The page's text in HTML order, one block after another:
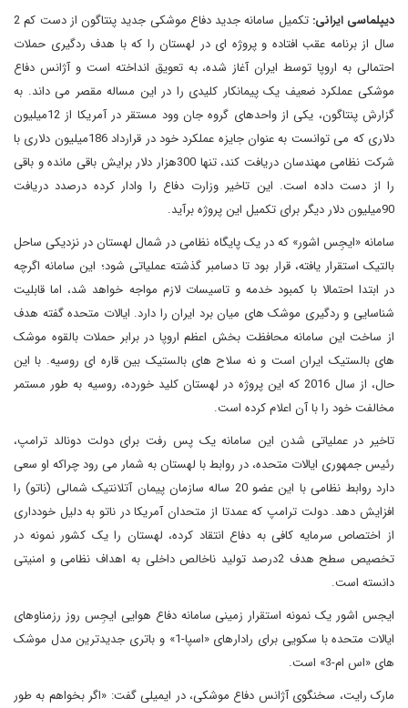
دیپلماسی ایرانی:
تکمیل سامانه جدید دفاع موشکی جدید پنتاگون از دست کم 2
سال از برنامه عقب افتاده و پروژه ای در لهستان را که با هدف ردگیری حملات
احتمالی به اروپا توسط ایران آغاز شده، به تعویق انداخته است و آژانس دفاع
موشکی عملکرد ضعیف یک پیمانکار کلیدی را در این مساله مقصر می داند. به
گزارش پنتاگون، یکی از واحدهای گروه جان وود مستقر در آمریکا از 12میلیون
دلاری که می توانست به عنوان جایزه عملکرد خود در قرارداد 186میلیون دلاری با
شرکت نظامی مهندسان دریافت کند، تنها 300هزار دلار برایش باقی مانده و باقی
را از دست داده است. این تاخیر وزارت دفاع را وادار کرده درصدد دریافت
90میلیون دلار دیگر برای تکمیل این پروژه برآید.
سامانه «ایجِس اشور» که در یک پایگاه نظامی در شمال لهستان در نزدیکی ساحل
بالتیک استقرار یافته، قرار بود تا دسامبر گذشته عملیاتی شود؛ این سامانه اگرچه
در ابتدا احتمالا با کمبود خدمه و تاسیسات لازم مواجه خواهد شد، اما قابلیت
شناسایی و ردگیری موشک های میان برد ایران را دارد. ایالات متحده گفته هدف
از ساخت این سامانه محافظت بخش اعظم اروپا در برابر حملات بالقوه موشک
های بالستیک ایران است و نه سلاح های بالستیک بین قاره ای روسیه. با این
حال، از سال 2016 که این پروژه در لهستان کلید خورده، روسیه به طور مستمر
مخالفت خود را با آن اعلام کرده است.
تاخیر در عملیاتی شدن این سامانه یک پس رفت برای دولت دونالد ترامپ،
رئیس جمهوری ایالات متحده، در روابط با لهستان به شمار می رود چراکه او سعی
دارد روابط نظامی با این عضو 20 ساله سازمان پیمان آتلانتیک شمالی (ناتو) را
افزایش دهد. دولت ترامپ که عمدتا از متحدان آمریکا در ناتو به دلیل خودداری
از اختصاص سرمایه کافی به دفاع انتقاد کرده، لهستان را یک کشور نمونه در
تخصیص سطح هدف 2درصد تولید ناخالص داخلی به اهداف نظامی و امنیتی
دانسته است.
ایجس اشور یک نمونه استقرار زمینی سامانه دفاع هوایی ایجِس روز رزمناوهای
ایالات متحده با سکویی برای رادارهای «اسپا-1» و باتری جدیدترین مدل موشک
های «اس ام-3» است.
مارک رایت، سخنگوی آژانس دفاع موشکی، در ایمیلی گفت: «اگر بخواهم به طور